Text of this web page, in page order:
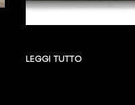
LEGGI TUTTO